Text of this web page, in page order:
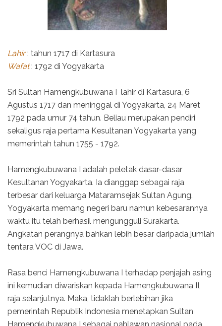
Lahir: tahun 1717 di Kartasura
Wafat: 1792 di Yogyakarta
Sri Sultan Hamengkubuwana I lahir di Kartasura, 6
Agustus 1717 dan meninggal di Yogyakarta, 24 Maret
1792 pada umur 74 tahun. Beliau merupakan pendiri
sekaligus raja pertama Kesultanan Yogyakarta yang
memerintah tahun 1755 - 1792.
Hamengkubuwana I adalah peletak dasar-dasar
Kesultanan Yogyakarta. Ia dianggap sebagai raja
terbesar dari keluarga Mataramsejak Sultan Agung.
Yogyakarta memang negeri baru namun kebesarannya
waktu itu telah berhasil mengungguli Surakarta.
Angkatan perangnya bahkan lebih besar daripada jumlah
tentara VOC di Jawa.
Rasa benci Hamengkubuwana I terhadap penjajah asing
ini kemudian diwariskan kepada Hamengkubuwana II,
raja selanjutnya. Maka, tidaklah berlebihan jika
pemerintah Republik Indonesia menetapkan Sultan